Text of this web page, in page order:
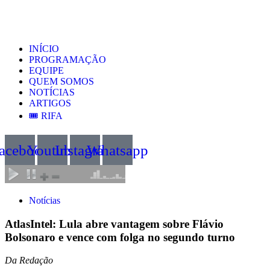
INÍCIO
PROGRAMAÇÃO
EQUIPE
QUEM SOMOS
NOTÍCIAS
ARTIGOS
🎟️ RIFA
YoutubeInstagramWhatsapp
Notícias
AtlasIntel: Lula abre vantagem sobre Flávio
Bolsonaro e vence com folga no segundo turno
Da Redação